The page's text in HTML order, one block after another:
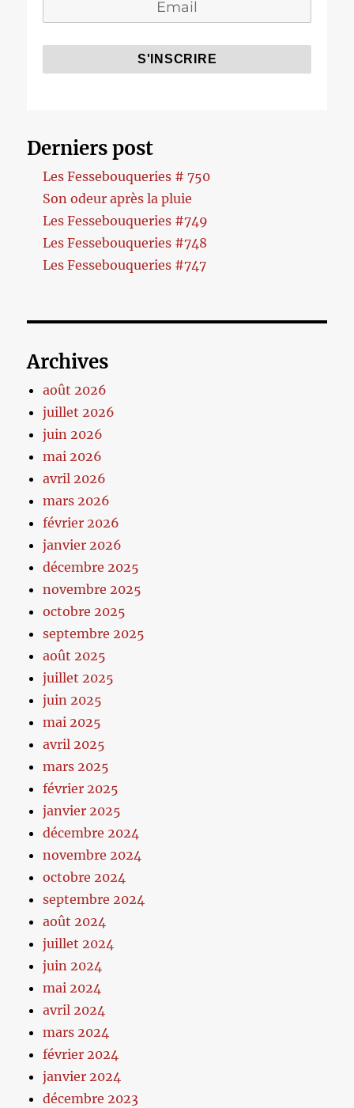
Derniers post
Les Fessebouqueries # 750
Son odeur après la pluie
Les Fessebouqueries #749
Les Fessebouqueries #748
Les Fessebouqueries #747
Archives
août 2026
juillet 2026
juin 2026
mai 2026
avril 2026
mars 2026
février 2026
janvier 2026
décembre 2025
novembre 2025
octobre 2025
septembre 2025
août 2025
juillet 2025
juin 2025
mai 2025
avril 2025
mars 2025
février 2025
janvier 2025
décembre 2024
novembre 2024
octobre 2024
septembre 2024
août 2024
juillet 2024
juin 2024
mai 2024
avril 2024
mars 2024
février 2024
janvier 2024
décembre 2023